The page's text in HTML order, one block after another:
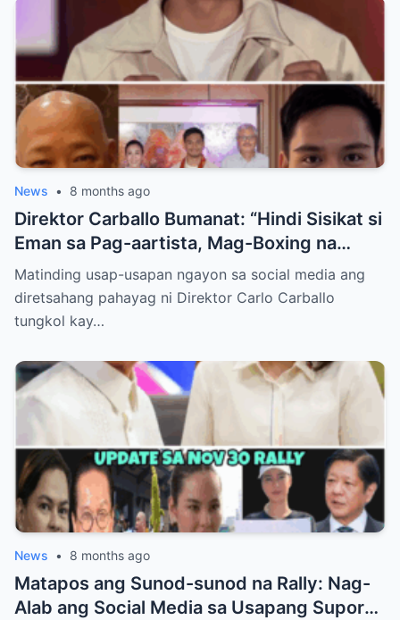
News • 8 months ago
Direktor Carballo Bumanat: “Hindi Sisikat si
Eman sa Pag-aartista, Mag-Boxing na
Lang!”
Matinding usap-usapan ngayon sa social media ang
diretsahang pahayag ni Direktor Carlo Carballo
tungkol kay…
News • 8 months ago
Matapos ang Sunod-sunod na Rally: Nag-
Alab ang Social Media sa Usapang Suporta